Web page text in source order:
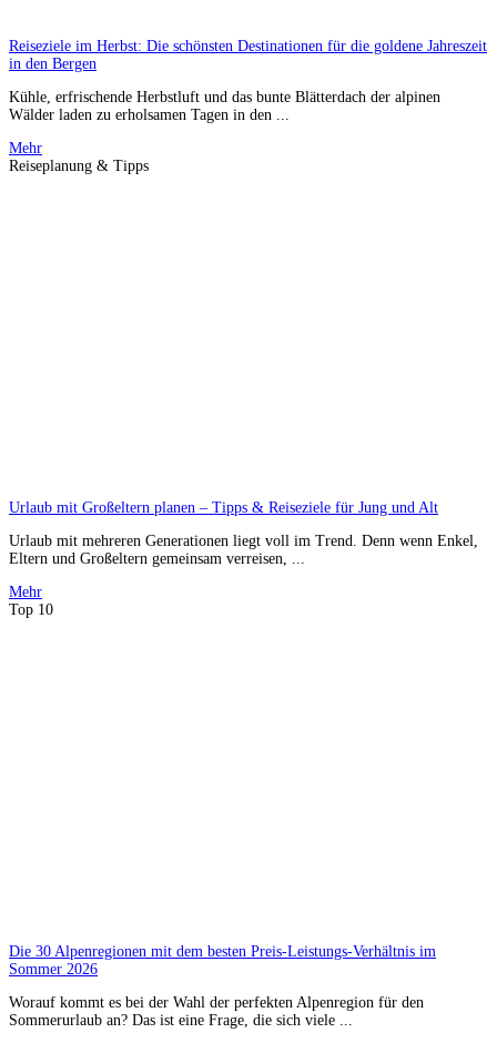
Reiseziele im Herbst: Die schönsten Destinationen für die goldene Jahreszeit
in den Bergen
Kühle, erfrischende Herbstluft und das bunte Blätterdach der alpinen
Wälder laden zu erholsamen Tagen in den ...
Mehr
Reiseplanung & Tipps
Urlaub mit Großeltern planen – Tipps & Reiseziele für Jung und Alt
Urlaub mit mehreren Generationen liegt voll im Trend. Denn wenn Enkel,
Eltern und Großeltern gemeinsam verreisen, ...
Mehr
Top 10
Die 30 Alpenregionen mit dem besten Preis-Leistungs-Verhältnis im
Sommer 2026
Worauf kommt es bei der Wahl der perfekten Alpenregion für den
Sommerurlaub an? Das ist eine Frage, die sich viele ...